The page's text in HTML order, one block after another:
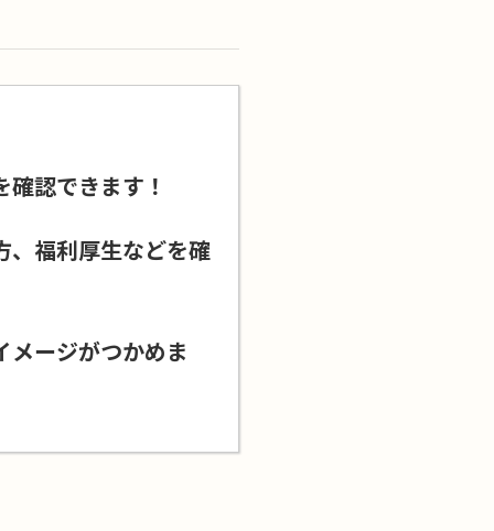
認できます！
、福利厚生などを確
メージがつかめま